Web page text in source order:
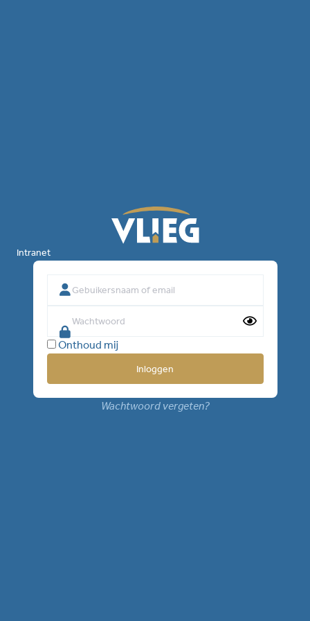
Intranet
Onthoud mij
Wachtwoord vergeten?